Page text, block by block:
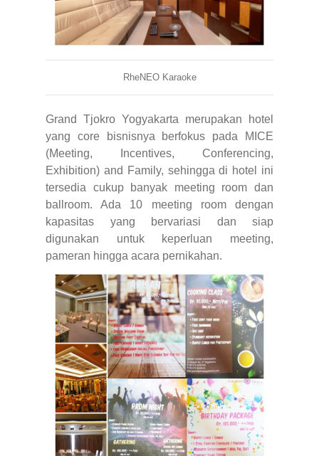
RheNEO Karaoke
Grand Tjokro Yogyakarta merupakan hotel
yang core bisnisnya berfokus pada MICE
(Meeting, Incentives, Conferencing,
Exhibition) and Family, sehingga di hotel ini
tersedia cukup banyak meeting room dan
ballroom. Ada 10 meeting room dengan
kapasitas yang bervariasi dan siap
digunakan untuk keperluan meeting,
pameran hingga acara pernikahan.